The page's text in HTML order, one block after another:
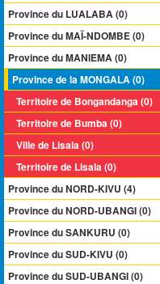
Province du LUALABA (0)
Province du MAÏ-NDOMBE (0)
Province du MANIEMA (0)
Province de la MONGALA (0)
Territoire de Bongandanga (0)
Territoire de Bumba (0)
Ville de Lisala (0)
Territoire de Lisala (0)
Province du NORD-KIVU (4)
Province du NORD-UBANGI (0)
Province du SANKURU (0)
Province du SUD-KIVU (0)
Province du SUD-UBANGI (0)